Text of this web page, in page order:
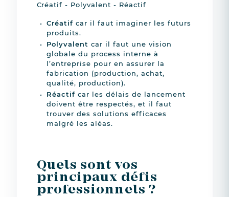
Créatif - Polyvalent - Réactif
Créatif car il faut imaginer les futurs
produits.
Polyvalent car il faut une vision
globale du process interne à
l’entreprise pour en assurer la
fabrication (production, achat,
qualité, production).
Réactif car les délais de lancement
doivent être respectés, et il faut
trouver des solutions efficaces
malgré les aléas.
Quels sont vos
principaux défis
professionnels ?